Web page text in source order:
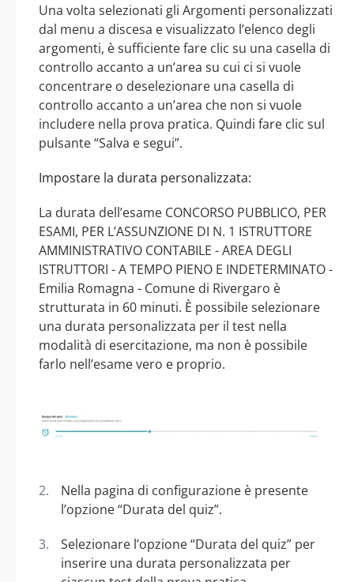
Una volta selezionati gli Argomenti personalizzati
dal menu a discesa e visualizzato l’elenco degli
argomenti, è sufficiente fare clic su una casella di
controllo accanto a un’area su cui ci si vuole
concentrare o deselezionare una casella di
controllo accanto a un’area che non si vuole
includere nella prova pratica. Quindi fare clic sul
pulsante “Salva e segui”.
Impostare la durata personalizzata:
La durata dell’esame CONCORSO PUBBLICO, PER
ESAMI, PER L’ASSUNZIONE DI N. 1 ISTRUTTORE
AMMINISTRATIVO CONTABILE - AREA DEGLI
ISTRUTTORI - A TEMPO PIENO E INDETERMINATO -
Emilia Romagna - Comune di Rivergaro è
strutturata in 60 minuti. È possibile selezionare
una durata personalizzata per il test nella
modalità di esercitazione, ma non è possibile
farlo nell’esame vero e proprio.
Nella pagina di configurazione è presente
l’opzione “Durata del quiz”.
Selezionare l’opzione “Durata del quiz” per
inserire una durata personalizzata per